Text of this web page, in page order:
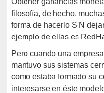
Obtener ganancias
filosofía, de hecho,
forma de hacerlo SIN
ejemplo de ellas es
Pero cuando una
mantuvo sus sistemas
como estaba formado su
interesarse en éste